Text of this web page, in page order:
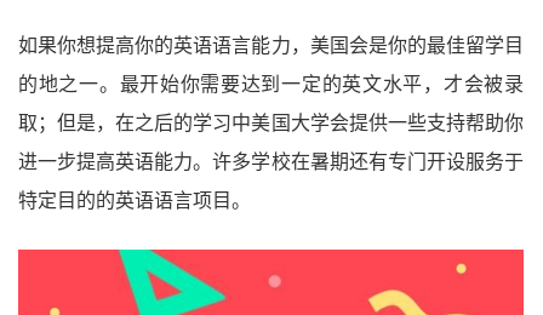
如果你想提高你的英语语言能力，美国会是你的最佳留学目
的地之一。最开始你需要达到一定的英文水平，才会被录
取；但是，在之后的学习中美国大学会提供一些支持帮助你
进一步提高英语能力。许多学校在暑期还有专门开设服务于
特定目的的英语语言项目。